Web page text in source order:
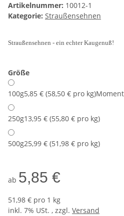
Artikelnummer: 10012-1
Kategorie: Straußensehnen
Straußensehnen - ein echter Kaugenuß!
Größe
100g5,85 € (58,50 € pro kg)
250g13,95 € (55,80 € pro kg)
500g25,99 € (51,98 € pro kg)
ab 5,85 €
51,98 € pro 1 kg
inkl. 7% USt. , zzgl. Versand